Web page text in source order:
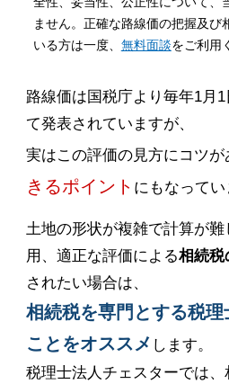
ません。正確な路線価の把握及び
いる方は一度、 無料面談をご利用
路線価は国税庁より毎年1月
て発表されていますが、
実はこの評価の見方にコツ
きるポイント にもなってい
土地の形状が複雑で計算が
用、適正な評価による相続税
されたい場合は、
相続税を専門とする税
ことをオススメ します。
税理士法人チェスターでは、